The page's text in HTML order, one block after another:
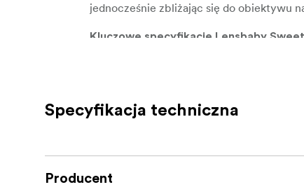
jednocześnie zbliżając się do obiektywu
Kluczowe specyfikacje Lensbaby
Kompatybilny z Optic Swap: Nie
Specyfikacja techniczna
Producent